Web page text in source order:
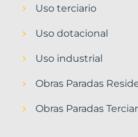
Uso terciario
Uso dotacional
Uso industrial
Obras Paradas
Obras Paradas